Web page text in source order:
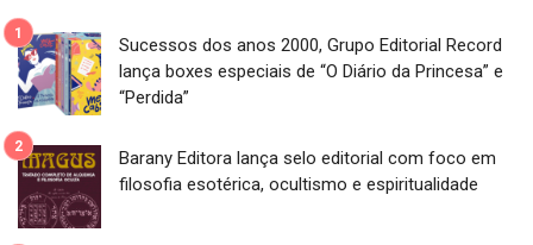
Sucessos dos anos 2000, Grupo Editorial Record
lança boxes especiais de “O Diário da Princesa” e
“Perdida”
Barany Editora lança selo editorial com foco em
filosofia esotérica, ocultismo e espiritualidade